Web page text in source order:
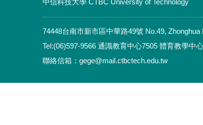
中信科技大學 CTBC University of Technology
74448台南市新市區中華路49號 No.49,
Tel:(06)597-9566 通識教育中心7505 體育教學中
聯絡信箱：gege@mail.ctbctech.edu.tw